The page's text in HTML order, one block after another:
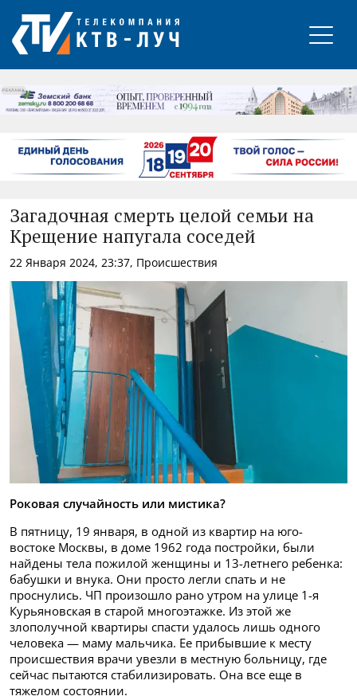
РЕКЛАМА
Загадочная смерть целой семьи на
Крещение напугала соседей
22 Января 2024, 23:37, Происшествия
Роковая случайность или мистика?
В пятницу, 19 января, в одной из квартир на юго-
востоке Москвы, в доме 1962 года постройки, были
найдены тела пожилой женщины и 13-летнего ребенка:
бабушки и внука. Они просто легли спать и не
проснулись. ЧП произошло рано утром на улице 1-я
Курьяновская в старой многоэтажке. Из этой же
злополучной квартиры спасти удалось лишь одного
человека — маму мальчика. Ее прибывшие к месту
происшествия врачи увезли в местную больницу, где
сейчас пытаются стабилизировать. Она все еще в
тяжелом состоянии.